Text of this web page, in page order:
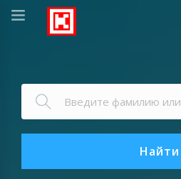
Найти